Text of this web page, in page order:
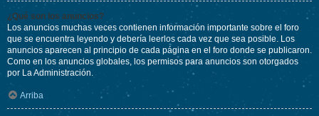
¿Qué son los anuncios?
Los anuncios muchas veces contienen información importante sobre el foro
que se encuentra leyendo y debería leerlos cada vez que sea posible. Los
anuncios aparecen al principio de cada página en el foro donde se publicaron.
Como en los anuncios globales, los permisos para anuncios son otorgados
por La Administración.
Arriba